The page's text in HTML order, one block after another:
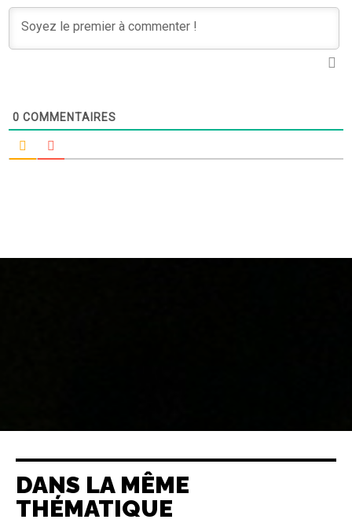
0 COMMENTAIRES
DANS LA MÊME
THÉMATIQUE